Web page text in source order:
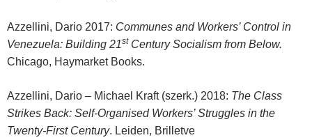
Azzellini, Dario 2017: Communes and Workers’ Control in
Venezuela: Building 21st Century Socialism from Below.
Chicago, Haymarket Books.
Azzellini, Dario – Michael Kraft (szerk.) 2018: The Class
Strikes Back: Self-Organised Workers’ Struggles in the
Twenty-First Century. Leiden, Brilletve